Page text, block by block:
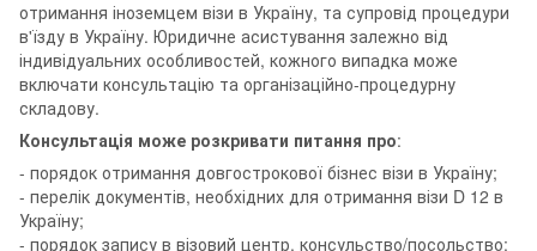
отримання іноземцем візи в Україну, та супровід процедури
в'їзду в Україну. Юридичне асистування залежно від
індивідуальних особливостей, кожного випадка може
включати консультацію та організаційно-процедурну
складову.
Консультація може розкривати питання про:
- порядок отримання довгострокової бізнес візи в Україну;
- перелік документів, необхідних для отримання візи D 12 в
Україну;
- порядок запису в візовий центр, консульство/посольство;